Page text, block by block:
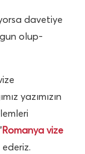
davetiye
olup-
yazımızın
Romanya vize
ederiz.